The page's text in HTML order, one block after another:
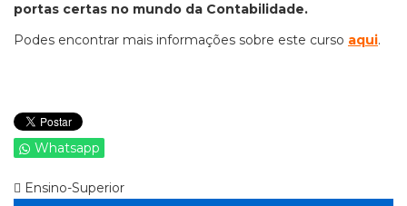
portas certas no mundo da Contabilidade.
Podes encontrar mais informações sobre este curso aqui.
Whatsapp
Ensino-Superior